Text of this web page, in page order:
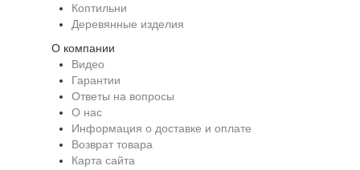
Коптильни
Деревянные изделия
О компании
Видео
Гарантии
Ответы на вопросы
О нас
Информация о доставке и оплате
Возврат товара
Карта сайта